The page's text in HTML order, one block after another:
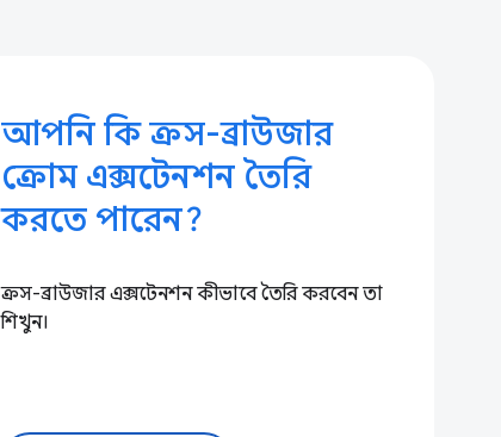
আপনি কি ক্রস-ব্রাউজার
ক্রোম এক্সটেনশন তৈরি
করতে পারেন?
ক্রস-ব্রাউজার এক্সটেনশন কীভাবে তৈরি করবেন তা
শিখুন।